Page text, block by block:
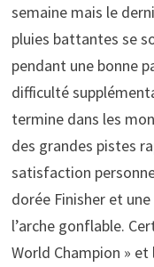
semaine mais le
pluies battantes se
pendant une bonne
difficulté
termine dans les
des grandes pistes
satisfaction
dorée Finisher et
l’arche gonflable.
World Champion »